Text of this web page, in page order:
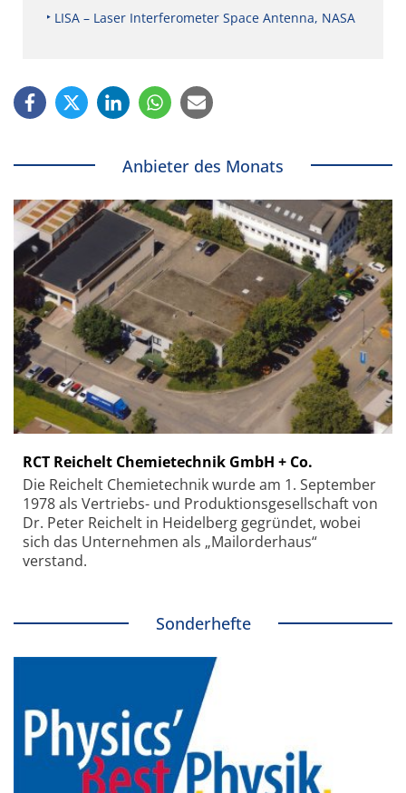
LISA – Laser Interferometer Space Antenna, NASA
Anbieter des Monats
RCT Reichelt Chemietechnik GmbH + Co.
Die Reichelt Chemietechnik wurde am 1. September
1978 als Vertriebs- und Produktionsgesellschaft von
Dr. Peter Reichelt in Heidelberg gegründet, wobei
sich das Unternehmen als „Mailorderhaus“
verstand.
Sonderhefte